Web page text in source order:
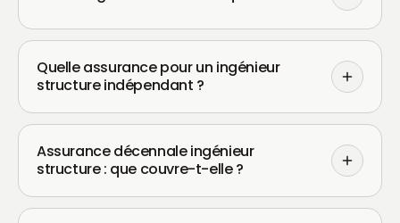
Quelle assurance pour un ingénieur
structure indépendant ?
Assurance décennale ingénieur
structure : que couvre-t-elle ?